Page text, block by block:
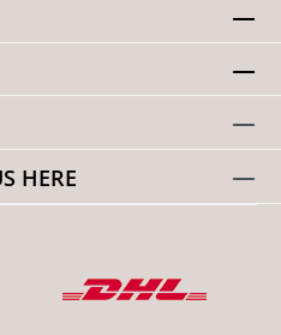
HERE